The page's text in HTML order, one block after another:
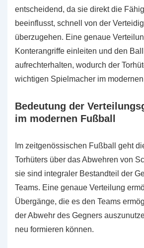
entscheidend, da sie direkt die
beeinflusst, schnell von der
überzugehen. Eine genaue
Konterangriffe einleiten und den
aufrechterhalten, wodurch der
wichtigen Spielmacher im
Bedeutung der
im modernen Fußball
Im zeitgenössischen Fußball geht
Torhüters über das Abwehren von
sie sind integraler Bestandteil der
Teams. Eine genaue Verteilung
Übergänge, die es den Teams
der Abwehr des Gegners
neu formieren können.